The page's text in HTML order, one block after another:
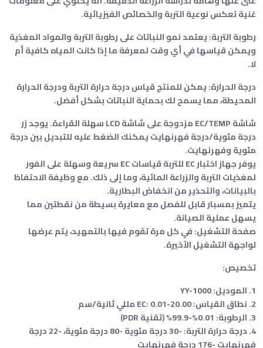
غنية تعكس نوعية التربة والخصائص الفيزيائية.
رطوبة التربة: يعتمد نمو النباتات على رطوبة التربة والمواد المغذية
ويمكن قياسها في أي وقت لمعرفة ما إذا كانت المياه كافية أم
لا.
درجة الحرارة: يمكن للمنتج قياس درجة حرارة التربة ودرجة الحرارة
المحيطة، مما يسمح لك بحماية النباتات بشكل أفضل.
شاشة EC/TEMP مزدوجة على شاشة LCD سهلة القراءة. يوجد زر
درجة مئوية/درجة فهرنهايت يمكنك الضغط عليه للتبديل بين درجة
مئوية وفهرنهايت.
يوفر جهاز اختبار EC للتربة قياسات EC سريعة وسهلة على الفور
لمغذيات التربة والزراعة المائية، وما إلى ذلك. مع وظيفة الاحتفاظ
بالبيانات، والتحذير من انخفاض البطارية.
يتميز بمسبار قابل للفصل مع معايرة بسيطة من نقطتين مما
يسهل عملية الصيانة.
صفحة التشغيل: في كل مرة تقوم فيها بالتمهيد، يتم عرضها
لواجهة التشغيل الأخيرة.
تخصيص:
1. الموديل: YY-1000
2. نطاق القياس: EC: 0.01-20.00 مللي ثانية/سم
3. الرطوبة: 0.01%-99.9% (تقنية PDR)
4. درجة حرارة التربة: -30 درجة مئوية -80 درجة مئوية، -22 درجة
فهرنهايت -176 درجة فهرنهايت